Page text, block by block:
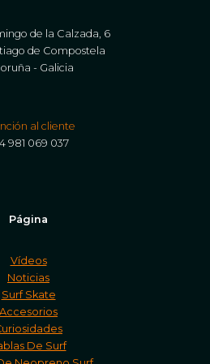
de la Calzada, 6
de Compostela
- Galicia
al cliente
981 069 037
Página
Vídeos
Noticias
Surf Skate
Accesorios
De Surf